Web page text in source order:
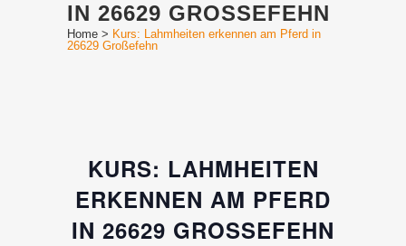
IN 26629 GROSSEFEHN
Home > Kurs: Lahmheiten erkennen am Pferd in
26629 Großefehn
KURS: LAHMHEITEN
ERKENNEN AM PFERD
IN 26629 GROSSEFEHN